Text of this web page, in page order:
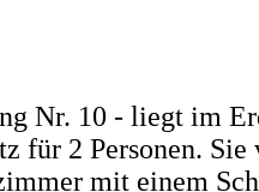
Nr. 10 - liegt im
für 2 Personen.
mit einem